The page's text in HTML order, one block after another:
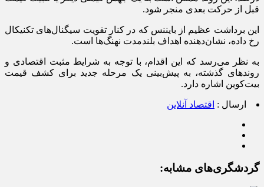
قبل از حرکت بعدی منجر شود.
این برداشت عظیم از بایننس که در کنار تقویت سیگنال‌های تکنیکال
رخ داده، نشان‌دهنده اهداف بلندمدت نهنگ‌ها است.
به نظر می‌رسد که این اقدام، با توجه به شرایط مثبت اقتصادی و
روندهای گذشته، به پیش‌بینی یک مرحله جدید برای کشف قیمت
بیت‌کوین اشاره دارد.
ارسال : اقتصاد آنلاین
گردشگری‌های مشابه: